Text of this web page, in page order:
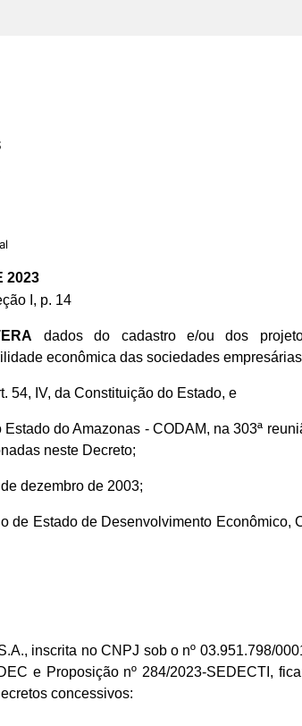
2023
I, p. 14
dados do cadastro e/ou dos
econômica das sociedades
54, IV, da Constituição do Estado, e
do Amazonas - CODAM, na 303ª
neste Decreto;
dezembro de 2003;
Estado de Desenvolvimento Econômico,
inscrita no CNPJ sob o nº 03.951.798/
e Proposição nº 284/2023-SEDECTI,
concessivos: